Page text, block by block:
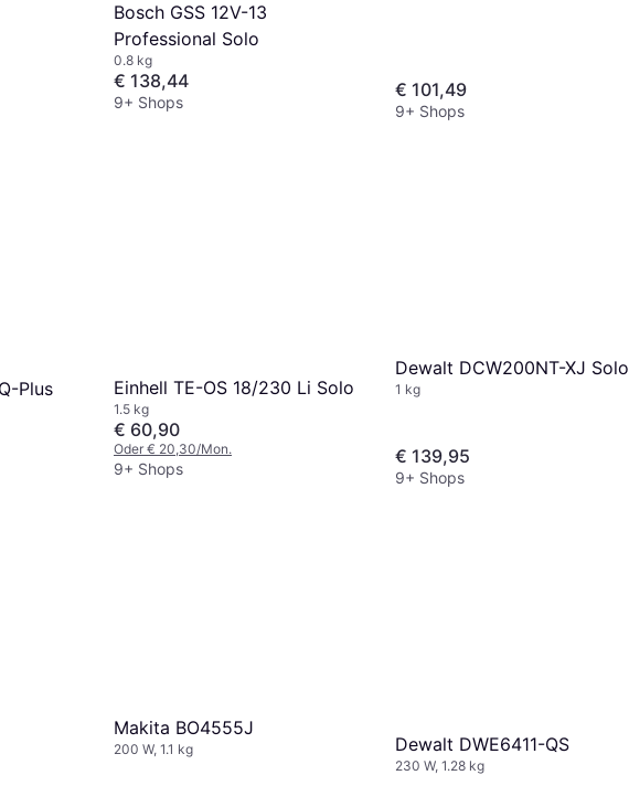
Bosch GSS 12V-13
Professional Solo
0.8 kg
€ 138,44
9+ Shops
€ 101,49
9+ Shops
Plus Einhell TE-OS 18/230 Li Solo
1.5 kg
€ 60,90
Oder € 20,30/Mon.
9+ Shops
Dewalt DCW200NT-XJ Solo
1 kg
€ 139,95
9+ Shops
Makita BO4555J
200 W, 1.1 kg Dewalt DWE6411-QS
230 W, 1.28 kg